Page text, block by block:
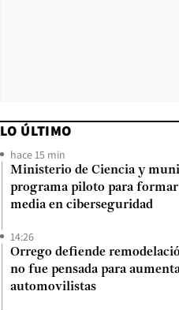
LO ÚLTIMO
hace 15 min
Ministerio de Ciencia y
programa piloto para formar
media en ciberseguridad
14:26
Orrego defiende
no fue pensada para
automovilistas